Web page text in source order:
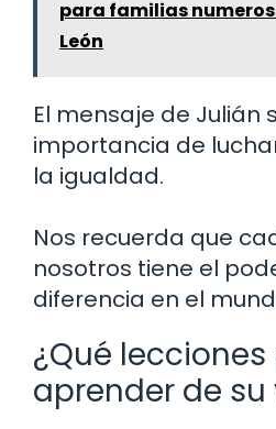
para familias
León
El mensaje de Julián
importancia de
la igualdad.
Nos recuerda que
nosotros tiene el
diferencia en el
¿Qué
aprender de su